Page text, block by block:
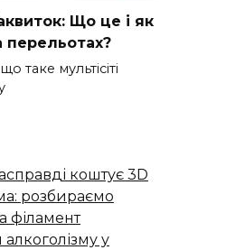
Що це і як
таке мультісіті
коштує 3D
розбираємо
філамент
у